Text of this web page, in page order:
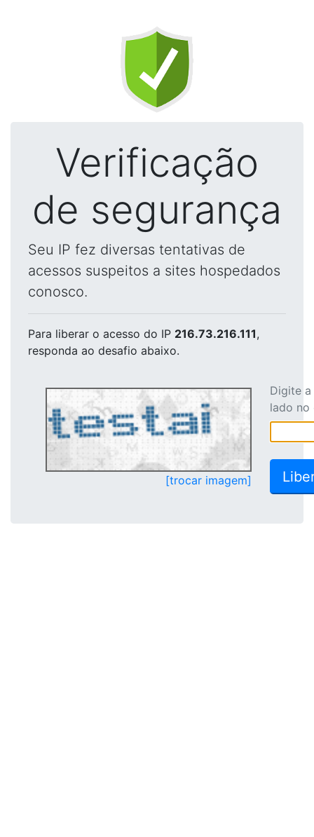
Verificação
de segurança
Seu IP fez diversas tentativas de
acessos suspeitos a sites hospedados
conosco.
Para liberar o acesso do IP 216.73.216.111,
responda ao desafio abaixo.
[trocar imagem]
Digite
lado no